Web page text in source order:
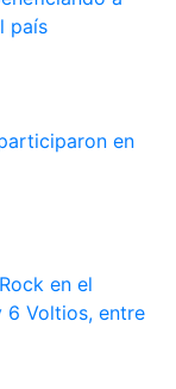
país
en
en el
6 Voltios, entre